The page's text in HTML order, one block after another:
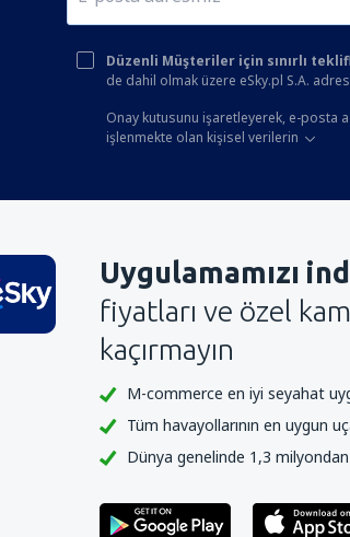
Düzenli Müşteriler için sınırlı
de dahil olmak üzere eSky.pl S.A.
Onay kutusunu işaretleyerek, e-posta
işlenmekte olan kişisel verilerin
Uygulamamızı
fiyatları ve özel
kaçırmayın
M-commerce en iyi seyahat
Tüm havayollarının en uygun
Dünya genelinde 1,3